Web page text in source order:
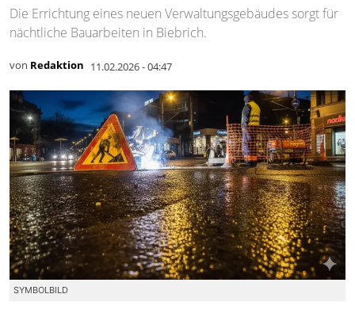
Die Errichtung eines neuen Verwaltungsgebäudes sorgt für
nächtliche Bauarbeiten in Biebrich.
von Redaktion 11.02.2026 - 04:47
SYMBOLBILD